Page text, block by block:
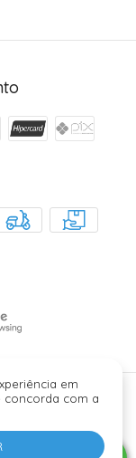
em
concorda com a
Copyright ©